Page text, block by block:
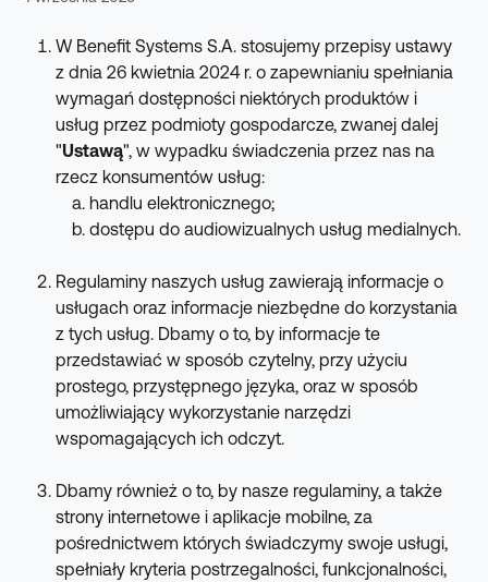
W Benefit Systems S.A. stosujemy przepisy ustawy
z dnia 26 kwietnia 2024 r. o zapewnianiu spełniania
wymagań dostępności niektórych produktów i
usług przez podmioty gospodarcze, zwanej dalej
"Ustawą", w wypadku świadczenia przez nas na
rzecz konsumentów usług:
handlu elektronicznego;
dostępu do audiowizualnych usług medialnych.
Regulaminy naszych usług zawierają informacje o
usługach oraz informacje niezbędne do korzystania
z tych usług. Dbamy o to, by informacje te
przedstawiać w sposób czytelny, przy użyciu
prostego, przystępnego języka, oraz w sposób
umożliwiający wykorzystanie narzędzi
wspomagających ich odczyt.
Dbamy również o to, by nasze regulaminy, a także
strony internetowe i aplikacje mobilne, za
pośrednictwem których świadczymy swoje usługi,
spełniały kryteria postrzegalności, funkcjonalności,